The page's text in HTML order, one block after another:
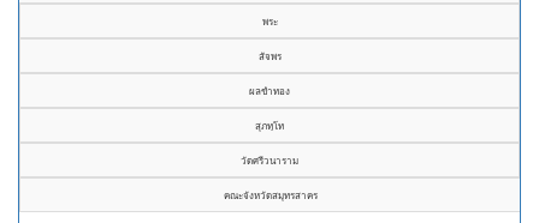
พระ
สัจพร
ผลขำทอง
สุภทฺโท
วัดศรีวนาราม
คณะจังหวัดสมุทรสาคร